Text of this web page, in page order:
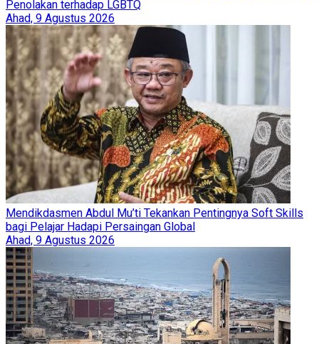
Penolakan terhadap LGBTQ
Ahad, 9 Agustus 2026
Mendikdasmen Abdul Mu’ti Tekankan Pentingnya Soft Skills
bagi Pelajar Hadapi Persaingan Global
Ahad, 9 Agustus 2026